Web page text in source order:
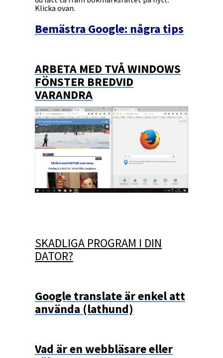
Klicka ovan.
Bemästra Google: några tips
ARBETA MED TVÅ WINDOWS
FÖNSTER BREDVID
VARANDRA
SKADLIGA PROGRAM I DIN
DATOR?
Google translate är enkel att
använda (lathund)
Vad är en webbläsare eller